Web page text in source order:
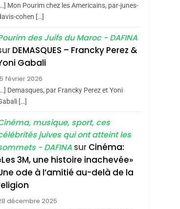
Dis Guerre»: La
Nouvelle Chanson De
Boy George
ISRAÉL JUDAISME
Accords D’Isaac:
L’alliance Pourrait
S’étendre À 13 Pays
D’Amérique Latine
ISRAÉL JUDAISME
Meurtrière Selon Le
[…] Mon Pourim chez les Americains, par-junes-
cohen […]
des Juifs du Maroc - DAFINA
DEMASQUES – Francky Perez &
Gabali
février 2026
[…] Demasques, par Francky Perez et Yoni
[…]
musique, sport, ces
juives qui ont atteint les
- DAFINA sur Cinéma:
3M, une histoire inachevée»
ode à l’amitié au-delà de la
décembre 2025